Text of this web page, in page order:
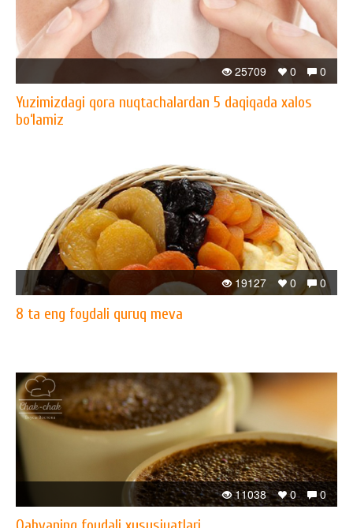
0
0
25709
Yuzimizdagi qora nuqtachalardan 5 daqiqada xalos
bo‘lamiz
0
0
19127
8 ta eng foydali quruq meva
0
0
11038